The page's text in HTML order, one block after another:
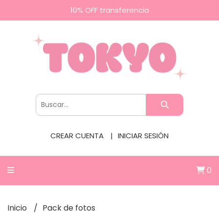
10% OFF transferencia
CREAR CUENTA INICIAR SESIÓN
0
Inicio Pack de fotos